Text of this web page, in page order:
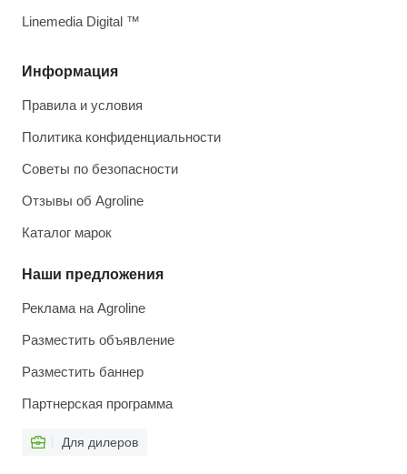
Информация
Правила и условия
Политика конфиденциальности
Советы по безопасности
Отзывы об Agroline
Каталог марок
Наши предложения
Реклама на Agroline
Разместить объявление
Разместить баннер
Партнерская программа
Для дилеров
Linemedia Digital ™